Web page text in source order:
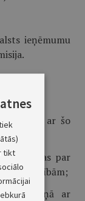
ieņēmumu
saskaņā ar šo
ziņas par
prasībām;
saskaņā ar
tikt